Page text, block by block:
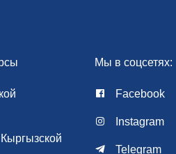
Мы в соцсетях:
Facebook
Instagram
Telegram